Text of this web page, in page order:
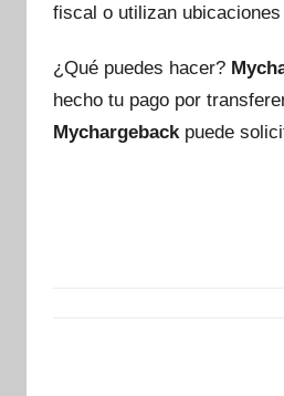
fiscal o utilizan
¿Qué puedes hacer?
hecho tu pago por
Mychargebackpuede